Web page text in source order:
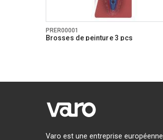
PRER00001
Brosses de peinture 3 pcs
Varo est une entreprise européenne